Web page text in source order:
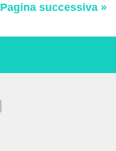
Pagina successiva »